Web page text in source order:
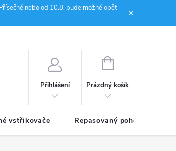
nebo od 10.8. bude možné opět
Přihlášení
NÁKUPNÍ
Prázdný košík
vstřikovače Repasovaný pohon TDM